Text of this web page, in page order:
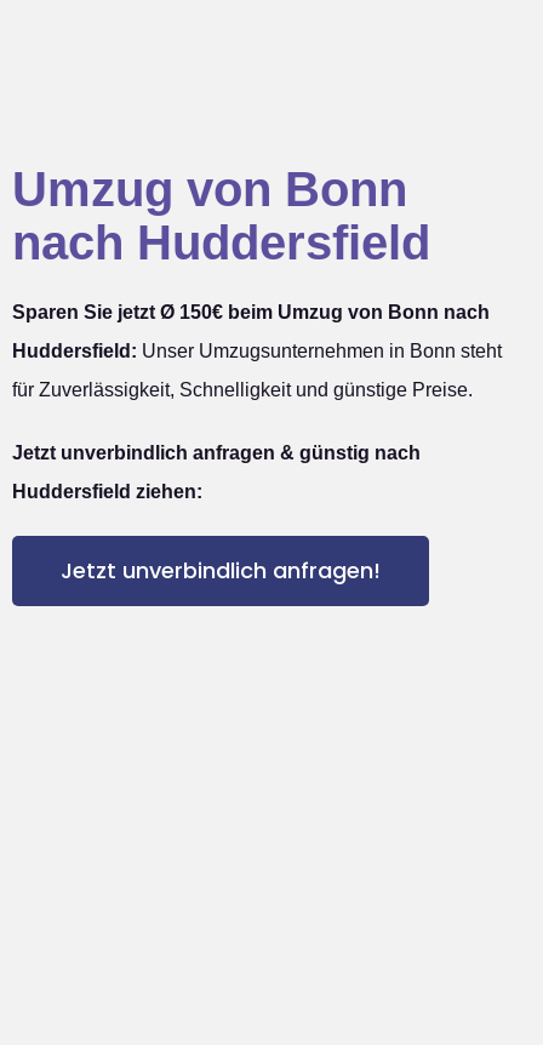
Umzug von Bonn
nach Huddersfield
Sparen Sie jetzt Ø 150€ beim Umzug von Bonn nach
Huddersfield: Unser Umzugsunternehmen in Bonn steht
für Zuverlässigkeit, Schnelligkeit und günstige Preise.
Jetzt unverbindlich anfragen & günstig nach
Huddersfield ziehen:
Jetzt unverbindlich anfragen!